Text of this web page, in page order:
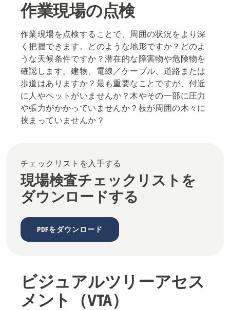
作業現場の点検
作業現場を点検することで、周囲の状況をより深
く把握できます。どのような地形ですか？どのよ
うな天候条件ですか？潜在的な障害物や危険物を
確認します。建物、電線／ケーブル、道路または
歩道はありますか？最も重要なことですが、付近
に人やペットがいませんか？木やその一部に圧力
や張力がかかっていませんか？枝が周囲の木々に
挟まっていませんか？
チェックリストを入手する
現場検査チェックリストを
ダウンロードする
PDFをダウンロード
ビジュアルツリーアセス
メント（VTA）